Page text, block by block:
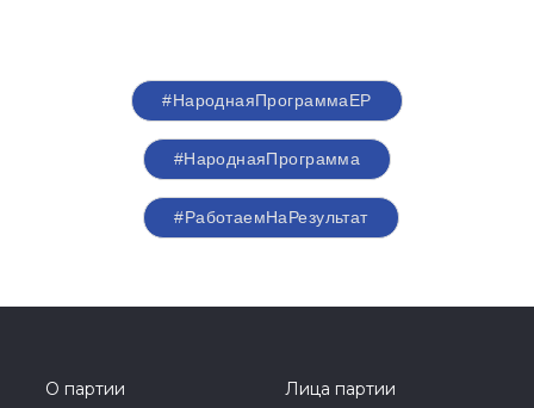
#НароднаяПрограммаЕР
#НароднаяПрограмма
#РаботаемНаРезультат
О партии
Лица партии